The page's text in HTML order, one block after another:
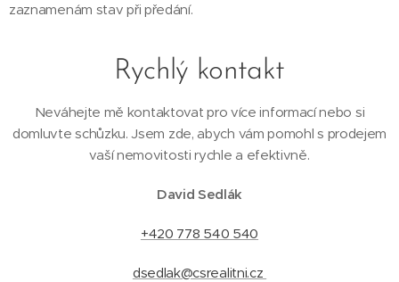
zaznamenám stav při předání.
Rychlý kontakt
Neváhejte mě kontaktovat pro více informací nebo si
domluvte schůzku. Jsem zde, abych vám pomohl s prodejem
vaší nemovitosti rychle a efektivně.
David Sedlák
+420 778 540 540
dsedlak@csrealitni.cz